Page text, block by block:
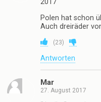
2017
Polen hat schon
Auch dreiräder
(23)
Antworten
Mar
27. August 2017